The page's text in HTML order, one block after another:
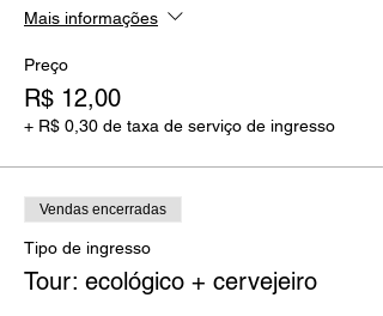
Mais informações
Preço
R$ 12,00
+ R$ 0,30 de taxa de serviço de ingresso
Vendas encerradas
Tipo de ingresso
Tour: ecológico + cervejeiro